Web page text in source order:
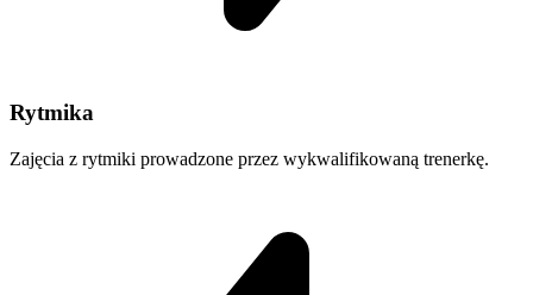
Rytmika
Zajęcia z rytmiki prowadzone przez wykwalifikowaną trenerkę.